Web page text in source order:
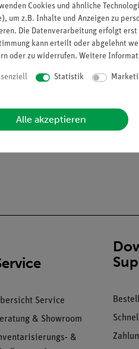
zur Untersuchung
Service
& Showroom
&
Cookies und ähnliche
um z.B. Inhalte und Anzeigen zu
Die Datenverarbeitung erfolgt
kann erteilt oder abgelehnt
oder zu widerrufen. Weitere
Statistik
Alle akzeptieren